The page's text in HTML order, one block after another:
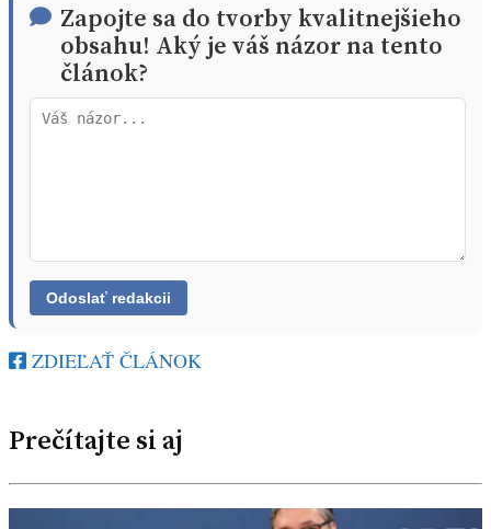
Zapojte sa do tvorby kvalitnejšieho
obsahu! Aký je váš názor na tento
článok?
ZDIEĽAŤ ČLÁNOK
Prečítajte si aj